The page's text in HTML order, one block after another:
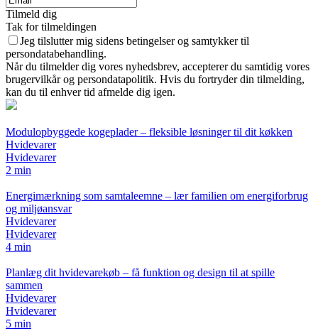
Tilmeld dig
Tak for tilmeldingen
Jeg tilslutter mig sidens betingelser og samtykker til
persondatabehandling.
Når du tilmelder dig vores nyhedsbrev, accepterer du samtidig vores
brugervilkår og persondatapolitik. Hvis du fortryder din tilmelding,
kan du til enhver tid afmelde dig igen.
Modulopbyggede kogeplader – fleksible løsninger til dit køkken
Hvidevarer
Hvidevarer
2 min
Energimærkning som samtaleemne – lær familien om energiforbrug
og miljøansvar
Hvidevarer
Hvidevarer
4 min
Planlæg dit hvidevarekøb – få funktion og design til at spille
sammen
Hvidevarer
Hvidevarer
5 min